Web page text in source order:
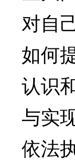
对自
如何
认识
与实
依法